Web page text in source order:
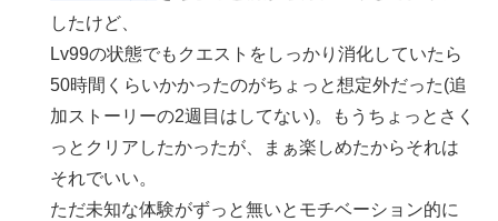
したけど、
Lv99の状態でもクエストをしっかり消化していたら
50時間くらいかかったのがちょっと想定外だった(追
加ストーリーの2週目はしてない)。もうちょっとさく
っとクリアしたかったが、まぁ楽しめたからそれは
それでいい。
ただ未知な体験がずっと無いとモチベーション的に